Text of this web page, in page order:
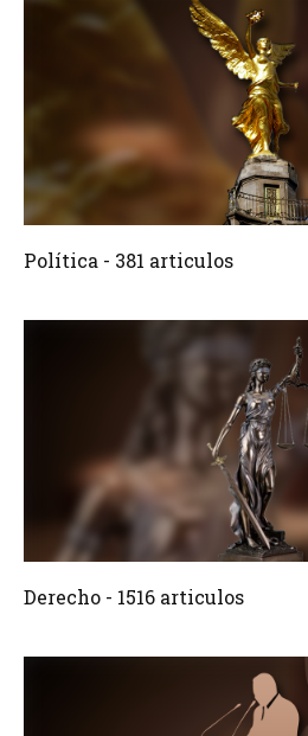
Política - 381 articulos
Crear
Derecho - 1516 articulos